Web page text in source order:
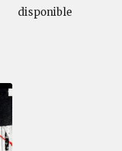
disponible